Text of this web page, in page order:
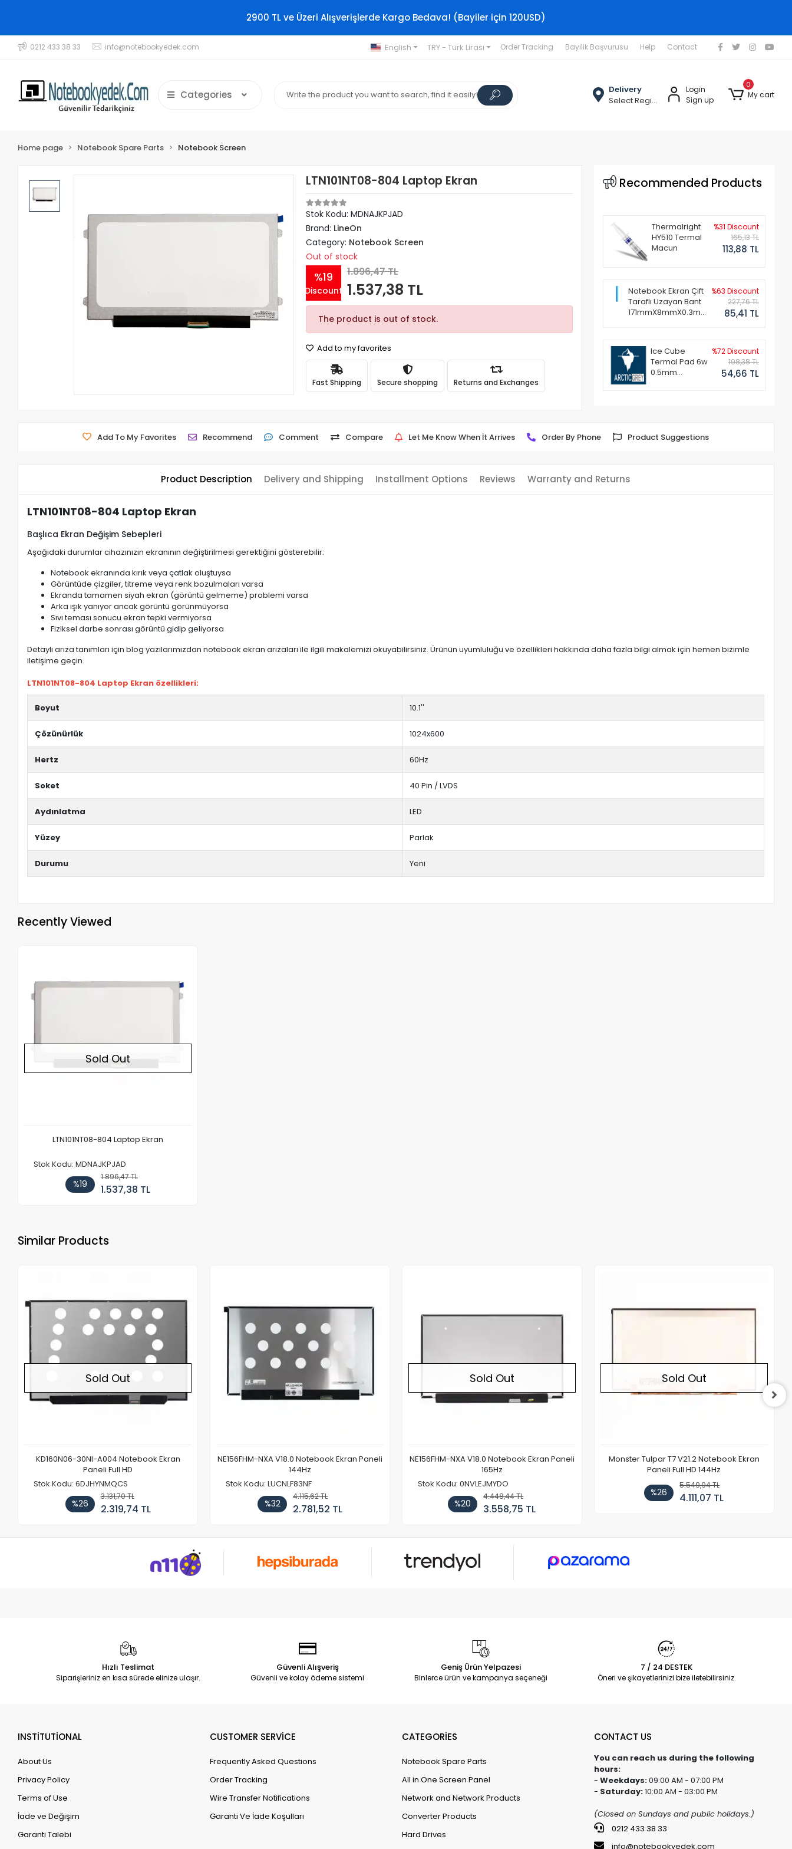
2900 TL ve Üzeri Alışverişlerde Kargo Bedava! (Bayiler için 120USD)
0212 433 38 33 info@notebookyedek.com English TRY - Türk Lirası Order Tracking Bayilik Başvurusu Help Contact
Categories
Delivery
Select Region
Login
Sign up
0
My cart
Home page Notebook Spare Parts Notebook Screen
LTN101NT08-804 Laptop Ekran
Stok Kodu: MDNAJKPJAD
Brand: LineOn
Category: Notebook Screen
Out of stock
%19
Discount
1.896,47 TL
1.537,38 TL
The product is out of stock.
Add to my favorites
Fast Shipping Secure shopping Returns and Exchanges
Recommended Products
Thermalright
HY510 Termal
Macun
%31 Discount
165,13 TL
113,88 TL
Notebook Ekran Çift
Taraflı Uzayan Bant
171mmX8mmX0.3mm
%63 Discount
227,76 TL
85,41 TL
Ice Cube
Termal Pad 6w
0.5mm
%72 Discount
198,38 TL
54,66 TL
Add To My Favorites Recommend Comment Compare Let Me Know When İt Arrives Order By Phone Product Suggestions
Product Description Delivery and Shipping Installment Options Reviews Warranty and Returns
LTN101NT08-804 Laptop Ekran
Başlıca Ekran Değişim Sebepleri
Aşağıdaki durumlar cihazınızın ekranının değiştirilmesi gerektiğini gösterebilir:
Notebook ekranında kırık veya çatlak oluştuysa
Görüntüde çizgiler, titreme veya renk bozulmaları varsa
Ekranda tamamen siyah ekran (görüntü gelmeme) problemi varsa
Arka ışık yanıyor ancak görüntü görünmüyorsa
Sıvı teması sonucu ekran tepki vermiyorsa
Fiziksel darbe sonrası görüntü gidip geliyorsa
Detaylı arıza tanımları için blog yazılarımızdan notebook ekran arızaları ile ilgili makalemizi okuyabilirsiniz. Ürünün uyumluluğu ve özellikleri hakkında daha fazla bilgi almak için hemen bizimle
iletişime geçin.
LTN101NT08-804 Laptop Ekran özellikleri:
Boyut 10.1''
Çözünürlük 1024x600
Hertz 60Hz
Soket 40 Pin / LVDS
Aydınlatma LED
Yüzey Parlak
Durumu Yeni
Recently Viewed
Sold Out
LTN101NT08-804 Laptop Ekran
Stok Kodu: MDNAJKPJAD
%19
1.896,47 TL
1.537,38 TL
Similar Products
Sold Out
KD160N06-30NI-A004 Notebook Ekran
Paneli Full HD
Stok Kodu: 6DJHYNMQCS
%26
3.131,70 TL
2.319,74 TL
NE156FHM-NXA V18.0 Notebook Ekran Paneli
144Hz
Stok Kodu: LUCNLF83NF
%32
4.115,62 TL
2.781,52 TL
Sold Out
NE156FHM-NXA V18.0 Notebook Ekran Paneli
165Hz
Stok Kodu: 0NVLEJMYDO
%20
4.448,44 TL
3.558,75 TL
Sold Out
Monster Tulpar T7 V21.2 Notebook Ekran
Paneli Full HD 144Hz
%26
5.549,94 TL
4.111,07 TL
Hızlı Teslimat
Siparişleriniz en kısa sürede elinize ulaşır.
Güvenli Alışveriş
Güvenli ve kolay ödeme sistemi
Geniş Ürün Yelpazesi
Binlerce ürün ve kampanya seçeneği
7 / 24 DESTEK
Öneri ve şikayetlerinizi bize iletebilirsiniz.
INSTİTUTİONAL
About Us
Privacy Policy
Terms of Use
İade ve Değişim
Garanti Talebi
CUSTOMER SERVİCE
Frequently Asked Questions
Order Tracking
Wire Transfer Notifications
Garanti Ve İade Koşulları
CATEGORİES
Notebook Spare Parts
All in One Screen Panel
Network and Network Products
Converter Products
Hard Drives
CONTACT US
You can reach us during the following
hours:
- Weekdays:09:00 AM - 07:00 PM
- Saturday:10:00 AM - 03:00 PM
(Closed on Sundays and public holidays.)
0212 433 38 33
info@notebookyedek.com